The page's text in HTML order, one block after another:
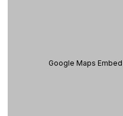
Google Maps